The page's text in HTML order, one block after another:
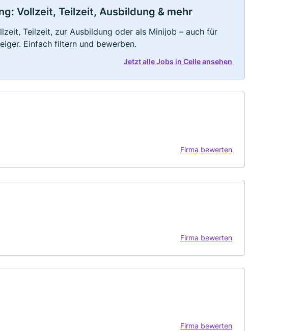
Vollzeit, Teilzeit, Ausbildung & mehr
Teilzeit, zur Ausbildung oder als Minijob – auch für
Einfach filtern und bewerben.
Jetzt alle Jobs in Celle ansehen
Firma bewerten
Firma bewerten
Firma bewerten